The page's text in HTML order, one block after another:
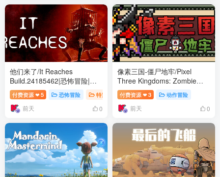
他们来了/It Reaches
Build.24185462|恐怖冒险|容
量5GB|免安装绿色中文版
付费资源 ❤ 5 恐怖冒险 特别好评
前天 0
像素三国-僵尸地牢/Pixel
Three Kingdoms: Zombie
Dungeon Build.24007867|动
作冒险|容量354B|免安装绿色
中文版
付费资源 ❤ 3 动作冒险
前天 0